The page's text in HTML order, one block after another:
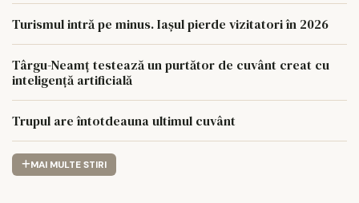
Turismul intră pe minus. Iașul pierde vizitatori în 2026
Târgu-Neamț testează un purtător de cuvânt creat cu
inteligență artificială
Trupul are întotdeauna ultimul cuvânt
MAI MULTE STIRI